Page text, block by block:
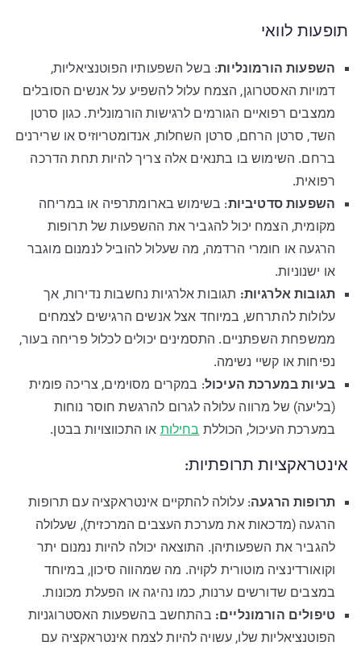
תופעות לוואי
השפעות הורמונליות: בשל השפעותיו הפוטנציאליות,
דמויות האסטרוגן, הצמח עלול להשפיע על אנשים הסובלים
ממצבים רפואיים הגורמים לרגישות הורמונלית. כגון סרטן
השד, סרטן הרחם, סרטן השחלות, אנדומטריוזיס או שרירנים
ברחם. השימוש בו בתנאים אלה צריך להיות תחת הדרכה
רפואית.
השפעות סדטיביות: בשימוש בארומתרפיה או במריחה
מקומית, הצמח יכול להגביר את ההשפעות של תרופות
הרגעה או חומרי הרדמה, מה שעלול להוביל לנמנום מוגבר
או ישנוניות.
תגובות אלרגיות: תגובות אלרגיות נחשבות נדירות, אך
עלולות להתרחש, במיוחד אצל אנשים הרגישים לצמחים
ממשפחת השפתניים. התסמינים יכולים לכלול פריחה בעור,
נפיחות או קשיי נשימה.
בעיות במערכת העיכול: במקרים מסוימים, צריכה פומית
(בליעה) של מרווה עלולה לגרום להרגשת חוסר נוחות
במערכת העיכול, הכוללתבחילותאו התכווצויות בבטן.
אינטראקציות תרופתיות:
תרופות הרגעה: עלולה להתקיים אינטראקציה עם תרופות
הרגעה (מדכאות את מערכת העצבים המרכזית), שעלולה
להגביר את השפעותיהן. התוצאה יכולה להיות נמנום יתר
וקואורדינציה מוטורית לקויה. מה שמהווה סיכון, במיוחד
במצבים שדורשים ערנות, כמו נהיגה או הפעלת מכונות.
טיפולים הורמונליים: בהתחשב בהשפעות האסטרוגניות
הפוטנציאליות שלו, עשויה להיות לצמח אינטראקציה עם